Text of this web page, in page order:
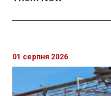
01 серпня 2026